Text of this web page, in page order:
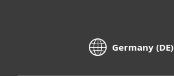
Germany (DE)